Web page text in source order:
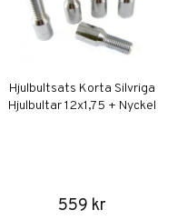
Hjulbultsats Korta Silvriga
Hjulbultar 12x1,75 + Nyckel
559 kr